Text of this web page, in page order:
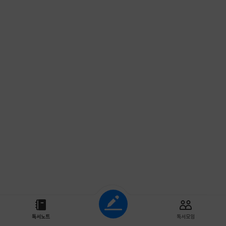
조회하기
독서노트 독서모임